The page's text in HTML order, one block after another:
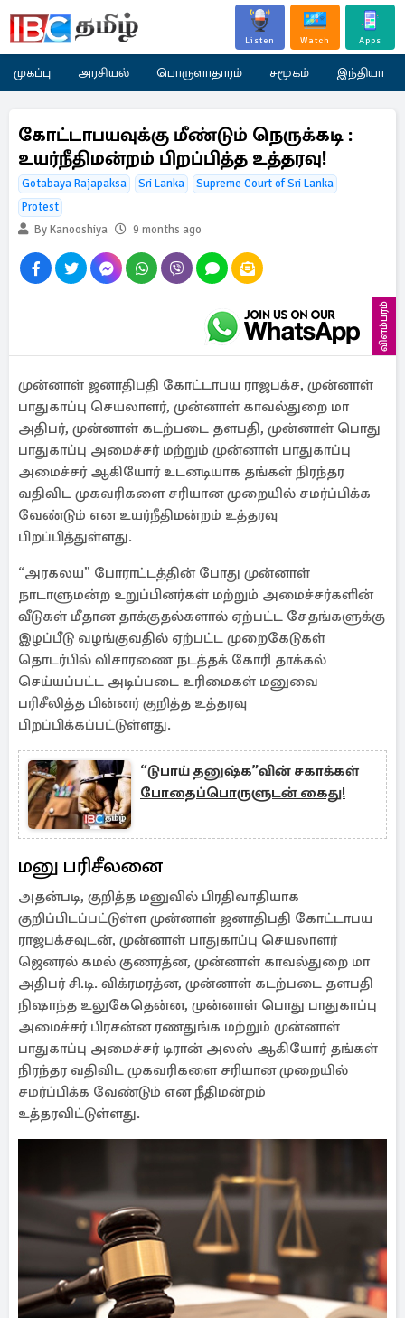
Listen Watch Apps
முகப்பு அரசியல் பொருளாதாரம் சமூகம் இந்தியா
கோட்டாபயவுக்கு மீண்டும் நெருக்கடி :
உயர்நீதிமன்றம் பிறப்பித்த உத்தரவு!
Gotabaya Rajapaksa Sri Lanka
Supreme Court of Sri Lanka
Protest
By Kanooshiya
9 months ago
விளம்பரம்
முன்னாள் ஜனாதிபதி கோட்டாபய ராஜபக்ச, முன்னாள்
பாதுகாப்பு செயலாளர், முன்னாள் காவல்துறை மா
அதிபர், முன்னாள் கடற்படை தளபதி, முன்னாள் பொது
பாதுகாப்பு அமைச்சர் மற்றும் முன்னாள் பாதுகாப்பு
அமைச்சர் ஆகியோர் உடனடியாக தங்கள் நிரந்தர
வதிவிட முகவரிகளை சரியான முறையில் சமர்ப்பிக்க
வேண்டும் என உயர்நீதிமன்றம் உத்தரவு
பிறப்பித்துள்ளது.
“அரகலய” போராட்டத்தின் போது முன்னாள்
நாடாளுமன்ற உறுப்பினர்கள் மற்றும் அமைச்சர்களின்
வீடுகள் மீதான தாக்குதல்களால் ஏற்பட்ட சேதங்களுக்கு
இழப்பீடு வழங்குவதில் ஏற்பட்ட முறைகேடுகள்
தொடர்பில் விசாரணை நடத்தக் கோரி தாக்கல்
செய்யப்பட்ட அடிப்படை உரிமைகள் மனுவை
பரிசீலித்த பின்னர் குறித்த உத்தரவு
பிறப்பிக்கப்பட்டுள்ளது.
“டுபாய் தனுஷ்க”வின் சகாக்கள்
போதைப்பொருளுடன் கைது!
மனு பரிசீலனை
அதன்படி, குறித்த மனுவில் பிரதிவாதியாக
குறிப்பிடப்பட்டுள்ள முன்னாள் ஜனாதிபதி கோட்டாபய
ராஜபக்சவுடன், முன்னாள் பாதுகாப்பு செயலாளர்
ஜெனரல் கமல் குணரத்ன, முன்னாள் காவல்துறை மா
அதிபர் சி.டி. விக்ரமரத்ன, முன்னாள் கடற்படை தளபதி
நிஷாந்த உலுகேதென்ன, முன்னாள் பொது பாதுகாப்பு
அமைச்சர் பிரசன்ன ரணதுங்க மற்றும் முன்னாள்
பாதுகாப்பு அமைச்சர் டிரான் அலஸ் ஆகியோர் தங்கள்
நிரந்தர வதிவிட முகவரிகளை சரியான முறையில்
சமர்ப்பிக்க வேண்டும் என நீதிமன்றம்
உத்தரவிட்டுள்ளது.